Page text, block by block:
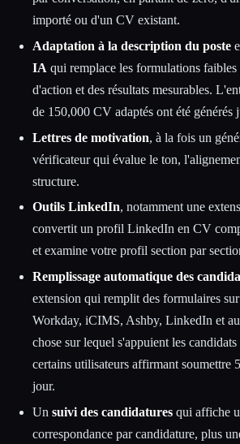
importé ou d'un CV existant.
Adaptation à la description du poste
IA qui remplace les formulations faibles
d'action et des résultats mesurables.
de 150,000 CV adaptés ont été générés
Lettres de motivation, à la fois un
vérificateur qui évalue le ton,
structure.
Outils LinkedIn, notamment une
convertit un profil LinkedIn en CV
et examine votre profil section par
Remplissage automatique des
extension qui remplit des formulaires
Workday, iCIMS, Ashby, LinkedIn et
chose sur lequel s'appuient les
certains utilisateurs affirmant soumettre
jour.
Un suivi des candidatures qui affiche
correspondance par candidature, plus